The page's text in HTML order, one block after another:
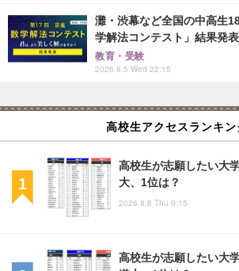
灘・渋幕など全国の中高生
学解法コンテスト」結果発表
教育・受験
2026.8.5 Wed 22:15
高校生アクセスランキン
高校生が志願したい大
大、1位は？
2026.8.6 Thu 9:15
高校生が志願したい大